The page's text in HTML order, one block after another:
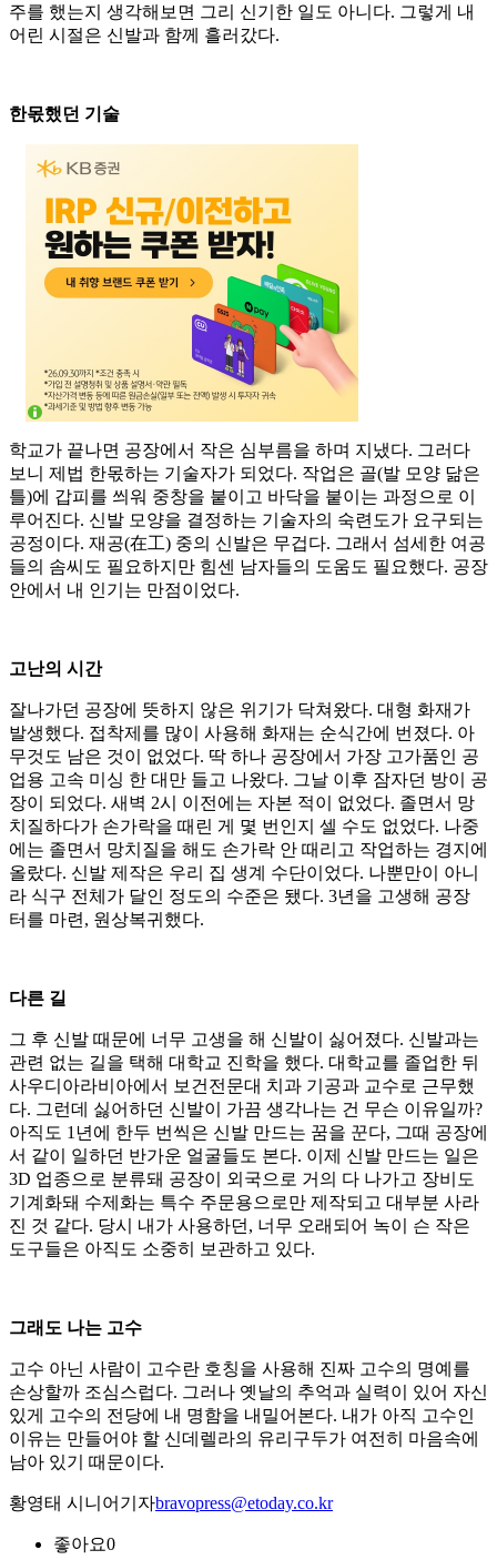
주를 했는지 생각해보면 그리 신기한 일도 아니다. 그렇게 내
어린 시절은 신발과 함께 흘러갔다.
한몫했던 기술
학교가 끝나면 공장에서 작은 심부름을 하며 지냈다. 그러다
보니 제법 한몫하는 기술자가 되었다. 작업은 골(발 모양 닮은
틀)에 갑피를 씌워 중창을 붙이고 바닥을 붙이는 과정으로 이
루어진다. 신발 모양을 결정하는 기술자의 숙련도가 요구되는
공정이다. 재공(在工) 중의 신발은 무겁다. 그래서 섬세한 여공
들의 솜씨도 필요하지만 힘센 남자들의 도움도 필요했다. 공장
안에서 내 인기는 만점이었다.
고난의 시간
잘나가던 공장에 뜻하지 않은 위기가 닥쳐왔다. 대형 화재가
발생했다. 접착제를 많이 사용해 화재는 순식간에 번졌다. 아
무것도 남은 것이 없었다. 딱 하나 공장에서 가장 고가품인 공
업용 고속 미싱 한 대만 들고 나왔다. 그날 이후 잠자던 방이 공
장이 되었다. 새벽 2시 이전에는 자본 적이 없었다. 졸면서 망
치질하다가 손가락을 때린 게 몇 번인지 셀 수도 없었다. 나중
에는 졸면서 망치질을 해도 손가락 안 때리고 작업하는 경지에
올랐다. 신발 제작은 우리 집 생계 수단이었다. 나뿐만이 아니
라 식구 전체가 달인 정도의 수준은 됐다. 3년을 고생해 공장
터를 마련, 원상복귀했다.
다른 길
그 후 신발 때문에 너무 고생을 해 신발이 싫어졌다. 신발과는
관련 없는 길을 택해 대학교 진학을 했다. 대학교를 졸업한 뒤
사우디아라비아에서 보건전문대 치과 기공과 교수로 근무했
다. 그런데 싫어하던 신발이 가끔 생각나는 건 무슨 이유일까?
아직도 1년에 한두 번씩은 신발 만드는 꿈을 꾼다, 그때 공장에
서 같이 일하던 반가운 얼굴들도 본다. 이제 신발 만드는 일은
3D 업종으로 분류돼 공장이 외국으로 거의 다 나가고 장비도
기계화돼 수제화는 특수 주문용으로만 제작되고 대부분 사라
진 것 같다. 당시 내가 사용하던, 너무 오래되어 녹이 슨 작은
도구들은 아직도 소중히 보관하고 있다.
그래도 나는 고수
고수 아닌 사람이 고수란 호칭을 사용해 진짜 고수의 명예를
손상할까 조심스럽다. 그러나 옛날의 추억과 실력이 있어 자신
있게 고수의 전당에 내 명함을 내밀어본다. 내가 아직 고수인
이유는 만들어야 할 신데렐라의 유리구두가 여전히 마음속에
남아 있기 때문이다.
황영태 시니어기자bravopress@etoday.co.kr
좋아요0